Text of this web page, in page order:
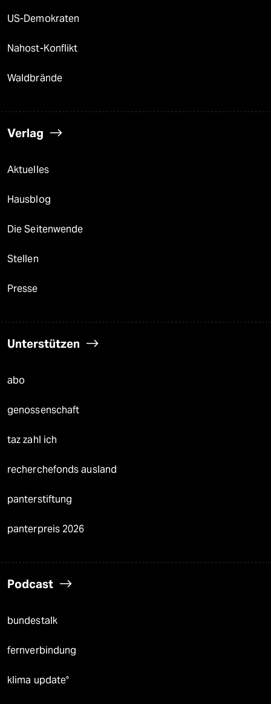
US-Demokraten
Nahost-Konflikt
Waldbrände
Verlag
Aktuelles
Hausblog
Die Seitenwende
Stellen
Presse
Unterstützen
abo
genossenschaft
taz zahl ich
recherchefonds ausland
panterstiftung
panterpreis 2026
Podcast
bundestalk
fernverbindung
klima update°